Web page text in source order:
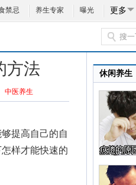
禁忌 养生专家 曝光 更多
方法
中医养生
提高自己的自
样才能快速的
休闲养生